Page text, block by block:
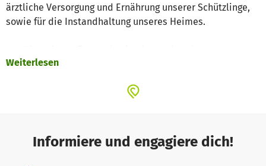
ärztliche Versorgung und Ernährung unserer Schützlinge,
sowie für die Instandhaltung unseres Heimes.
Gebäude mitten im Wald auf dem idyllischen Windberg.
Weiterlesen
Informiere und engagiere dich!